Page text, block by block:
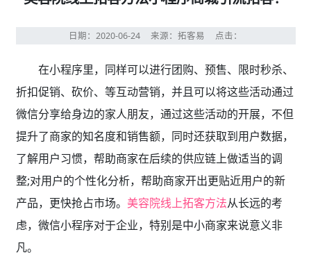
日期：2020-06-24 来源：拓客易 点击：
在小程序里，同样可以进行团购、预售、限时秒杀、
折扣促销、砍价、等互动营销，并且可以将这些活动通过
微信分享给身边的家人朋友，通过这些活动的开展，不但
提升了商家的知名度和销售额，同时还获取到用户数据，
了解用户习惯，帮助商家在后续的供应链上做适当的调
整;对用户的个性化分析，帮助商家开出更贴近用户的新
产品，更快抢占市场。 美容院线上拓客方法从长远的考
虑，微信小程序对于企业，特别是中小商家来说意义非
凡。